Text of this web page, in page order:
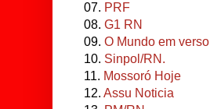
07. PRF
08. G1 RN
09. O Mundo em verso
10. Sinpol/RN.
11. Mossoró Hoje
12. Assu Noticia